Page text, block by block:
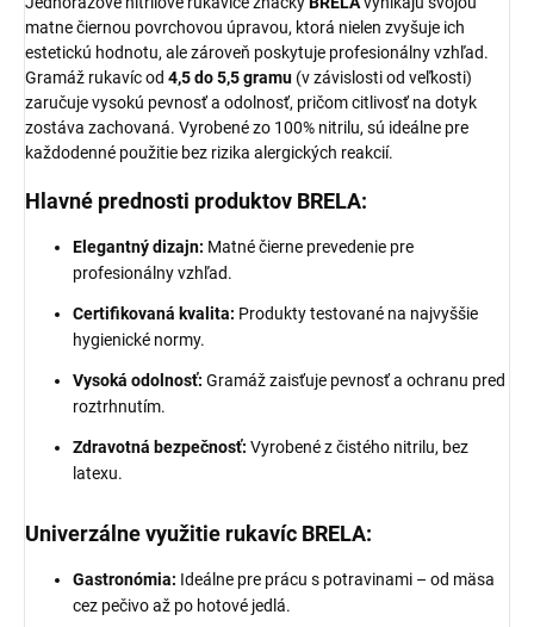
matne čiernou povrchovou úpravou, ktorá nielen zvyšuje ich
estetickú hodnotu, ale zároveň poskytuje profesionálny vzhľad.
Gramáž rukavíc od 4,5 do 5,5 gramu (v závislosti od veľkosti)
zaručuje vysokú pevnosť a odolnosť, pričom citlivosť na dotyk
zostáva zachovaná. Vyrobené zo 100% nitrilu, sú ideálne pre
každodenné použitie bez rizika alergických reakcií.
Hlavné prednosti produktov BRELA:
Elegantný dizajn: Matné čierne prevedenie pre
profesionálny vzhľad.
Certifikovaná kvalita: Produkty testované na najvyššie
hygienické normy.
Vysoká odolnosť: Gramáž zaisťuje pevnosť a ochranu pred
roztrhnutím.
Zdravotná bezpečnosť: Vyrobené z čistého nitrilu, bez
latexu.
Univerzálne využitie rukavíc BRELA:
Gastronómia: Ideálne pre prácu s potravinami – od mäsa
cez pečivo až po hotové jedlá.